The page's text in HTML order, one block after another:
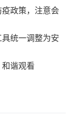
政策，注意会
统一调整为安
谐观看